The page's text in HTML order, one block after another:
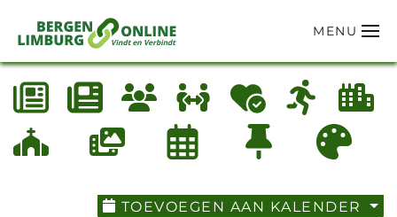
Terug naar hoofdinhoud
MENU
TOEVOEGEN AAN KALENDER